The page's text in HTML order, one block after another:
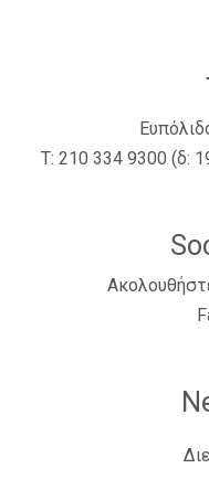
Τ: 210 334 9300 (δ: